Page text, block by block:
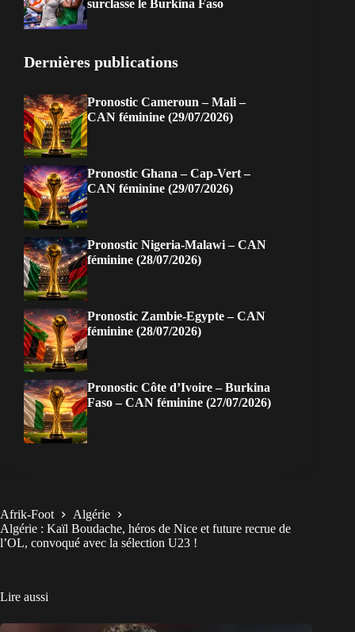
surclasse le Burkina Faso
Dernières publications
Pronostic Cameroun – Mali –
CAN féminine (29/07/2026)
Pronostic Ghana – Cap-Vert –
CAN féminine (29/07/2026)
Pronostic Nigeria-Malawi – CAN
féminine (28/07/2026)
Pronostic Zambie-Egypte – CAN
féminine (28/07/2026)
Pronostic Côte d’Ivoire – Burkina
Faso – CAN féminine (27/07/2026)
Afrik-Foot
Algérie
Algérie : Kaïl Boudache, héros de Nice et future recrue de
l’OL, convoqué avec la sélection U23 !
Lire aussi